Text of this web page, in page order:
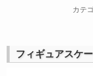
カテ
フィギュアスケ